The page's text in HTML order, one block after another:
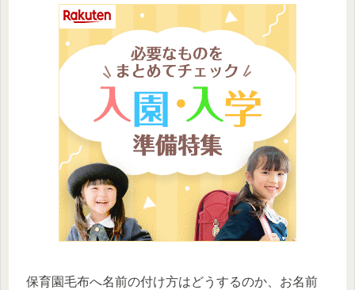
保育園毛布へ名前の付け方はどうするのか、お名前